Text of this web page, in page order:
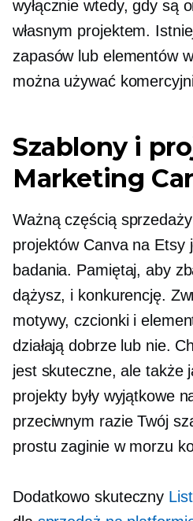
wyłącznie wtedy, gdy są
własnym projektem.
zapasów lub elementów
można używać
Szablony i
Marketing
Ważną częścią
projektów Canva na Etsy
badania. Pamiętaj, aby
dążysz, i konkurencję.
motywy, czcionki i
działają dobrze lub nie.
jest skuteczne, ale także
projekty były wyjątkowe
przeciwnym razie Twój
prostu zaginie w morzu
Dodatkowo skuteczny